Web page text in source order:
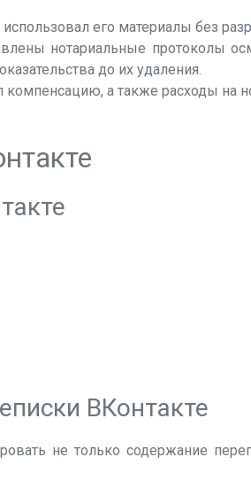
его материалы без
нотариальные протоколы
до их удаления.
а также расходы на
ВКонтакте
не только содержание